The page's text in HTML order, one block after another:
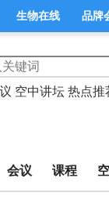
生物在线 品牌
空中讲坛 热点推
会议 课程